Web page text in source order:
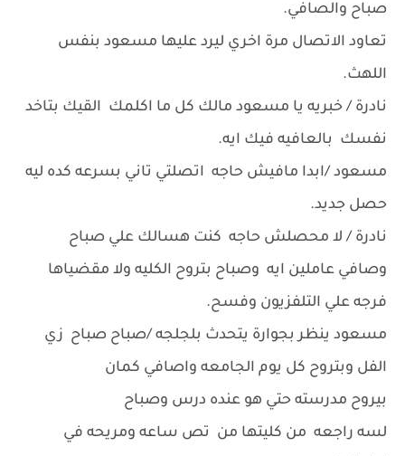
صباح والصافي.
تعاود الاتصال مرة اخري ليرد عليها مسعود بنفس
اللهث.
نادرة / خبريه يا مسعود مالك كل ما اكلمك القيك بتاخد
نفسك بالعافيه فيك ايه.
مسعود /ابدا مافيش حاجه اتصلتي تاني بسرعه كده ليه
حصل جديد.
نادرة / لا محصلش حاجه كنت هسالك علي صباح
وصافي عاملين ايه وصباح بتروح الكليه ولا مقضياها
فرجه علي التلفزيون وفسح.
مسعود ينظر بجوارة يتحدث بلجلجه /صباح صباح زي
الفل وبتروح كل يوم الجامعه واصافي كمان
بيروح مدرسته حتي هو عنده درس وصباح
لسه راجعه من كليتها من تص ساعه ومريحه في